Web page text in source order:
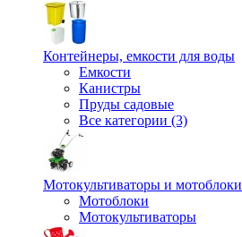
Контейнеры, емкости для воды
Емкости
Канистры
Пруды садовые
Все категории (3)
Мотокультиваторы и мотоблоки
Мотоблоки
Мотокультиваторы